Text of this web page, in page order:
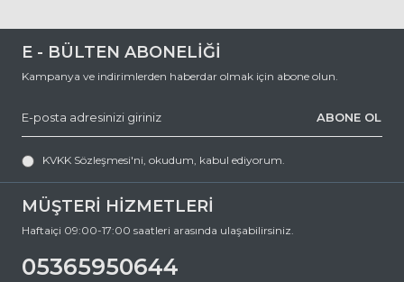
MÜŞTERİ HİZMETLERİ
Haftaiçi 09:00-17:00 saatleri arasında ulaşabilirsiniz.
05365950644
E - BÜLTEN ABONELİĞİ
Kampanya ve indirimlerden haberdar olmak için abone olun.
ABONE OL
KVKK Sözleşmesi'ni, okudum, kabul ediyorum.